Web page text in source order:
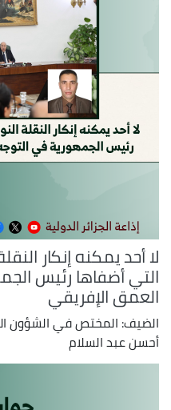
لا أحد يمكنه إنكار
التي أضفاها رئيس
العمق الإفريقي
الضيف: المختص في الشؤون
أحسن عبد السلام